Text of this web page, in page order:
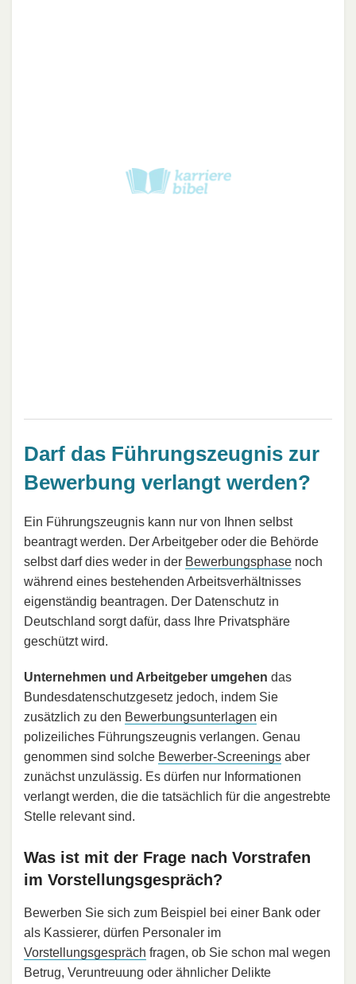
Darf das Führungszeugnis zur
Bewerbung verlangt werden?
Ein Führungszeugnis kann nur von Ihnen selbst
beantragt werden. Der Arbeitgeber oder die Behörde
selbst darf dies weder in der Bewerbungsphase noch
während eines bestehenden Arbeitsverhältnisses
eigenständig beantragen. Der Datenschutz in
Deutschland sorgt dafür, dass Ihre Privatsphäre
geschützt wird.
Unternehmen und Arbeitgeber umgehen das
Bundesdatenschutzgesetz jedoch, indem Sie
zusätzlich zu den Bewerbungsunterlagen ein
polizeiliches Führungszeugnis verlangen. Genau
genommen sind solche Bewerber-Screenings aber
zunächst unzulässig. Es dürfen nur Informationen
verlangt werden, die die tatsächlich für die angestrebte
Stelle relevant sind.
Was ist mit der Frage nach Vorstrafen
im Vorstellungsgespräch?
Bewerben Sie sich zum Beispiel bei einer Bank oder
als Kassierer, dürfen Personaler im
Vorstellungsgespräch fragen, ob Sie schon mal wegen
Betrug, Veruntreuung oder ähnlicher Delikte